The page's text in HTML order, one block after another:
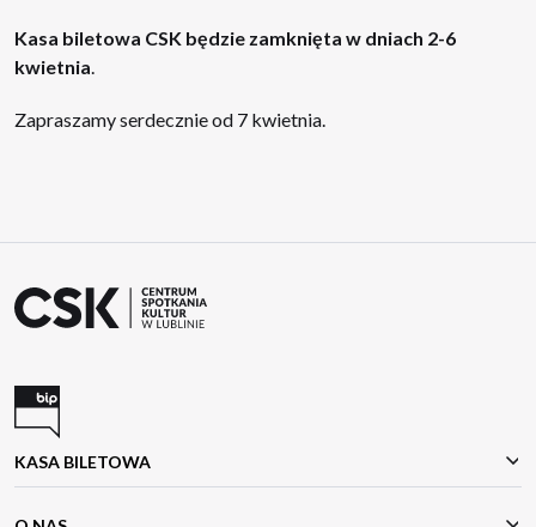
Kasa biletowa CSK będzie zamknięta w dniach 2-6
kwietnia.
Zapraszamy serdecznie od 7 kwietnia.
KASA BILETOWA